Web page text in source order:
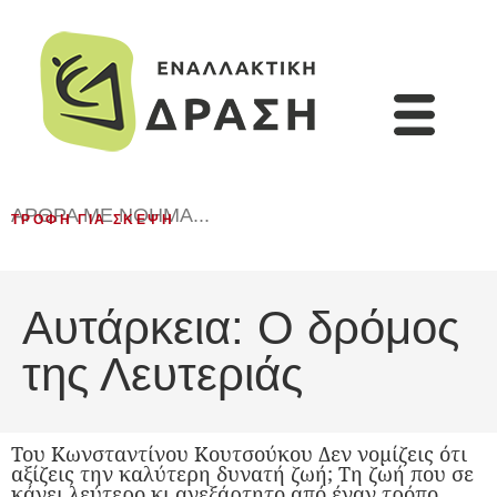
ΆΡΘΡΑ ΜΕ ΝΌΗΜΑ...
ΤΡΟΦΉ ΓΙΑ ΣΚΈΨΗ
Αυτάρκεια: Ο δρόμος
της Λευτεριάς
Του Κωνσταντίνου Κουτσούκου Δεν νομίζεις ότι
αξίζεις την καλύτερη δυνατή ζωή; Τη ζωή που σε